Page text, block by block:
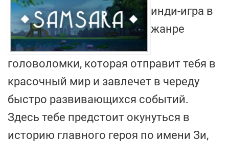
инди-игра в
жанре
головоломки, которая отправит тебя в
красочный мир и завлечет в череду
быстро развивающихся событий.
Здесь тебе предстоит окунуться в
историю главного героя по имени Зи,